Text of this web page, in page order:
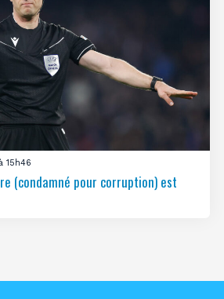
15h46
(condamné pour corruption) est